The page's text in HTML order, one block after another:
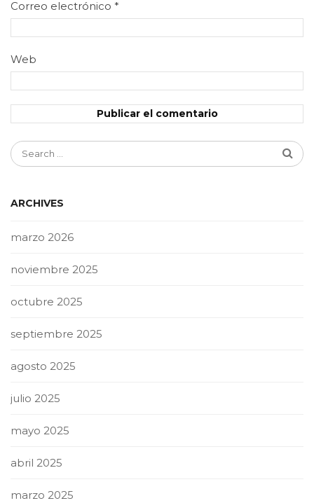
Correo electrónico *
Web
ARCHIVES
marzo 2026
noviembre 2025
octubre 2025
septiembre 2025
agosto 2025
julio 2025
mayo 2025
abril 2025
marzo 2025